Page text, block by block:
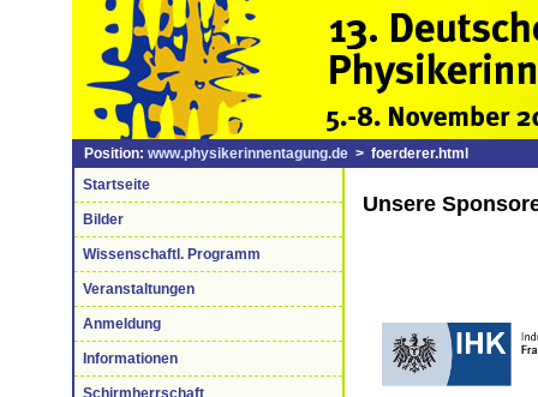
Position: www.physikerinnentagung.de > foerderer.html
Startseite
Bilder
Wissenschaftl. Programm
Veranstaltungen
Anmeldung
Informationen
Schirmherrschaft
Unsere